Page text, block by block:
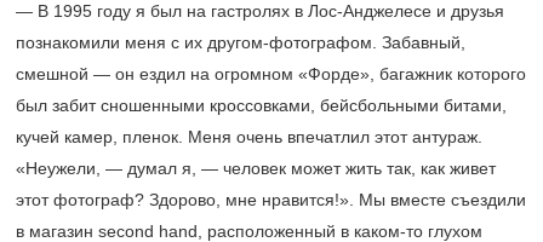
— В 1995 году я был на гастролях в Лос-Анджелесе и друзья
познакомили меня с их другом-фотографом. Забавный,
смешной — он ездил на огромном «Форде», багажник которого
был забит сношенными кроссовками, бейсбольными битами,
кучей камер, пленок. Меня очень впечатлил этот антураж.
«Неужели, — думал я, — человек может жить так, как живет
этот фотограф? Здорово, мне нравится!». Мы вместе съездили
в магазин second hand, расположенный в каком-то глухом